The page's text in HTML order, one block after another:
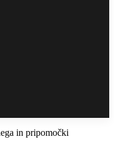
in pripomočki